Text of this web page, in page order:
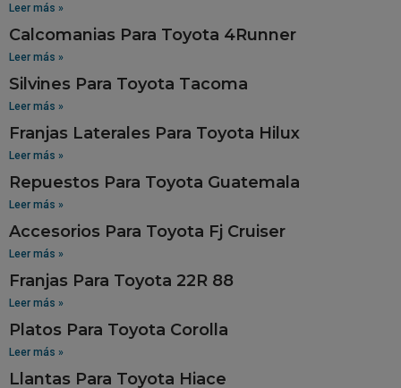
Leer más »
Calcomanias Para Toyota 4Runner
Leer más »
Silvines Para Toyota Tacoma
Leer más »
Franjas Laterales Para Toyota Hilux
Leer más »
Repuestos Para Toyota Guatemala
Leer más »
Accesorios Para Toyota Fj Cruiser
Leer más »
Franjas Para Toyota 22R 88
Leer más »
Platos Para Toyota Corolla
Leer más »
Llantas Para Toyota Hiace